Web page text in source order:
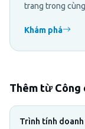
trang trong
Khám phá
Thêm từ Công
Trình tính